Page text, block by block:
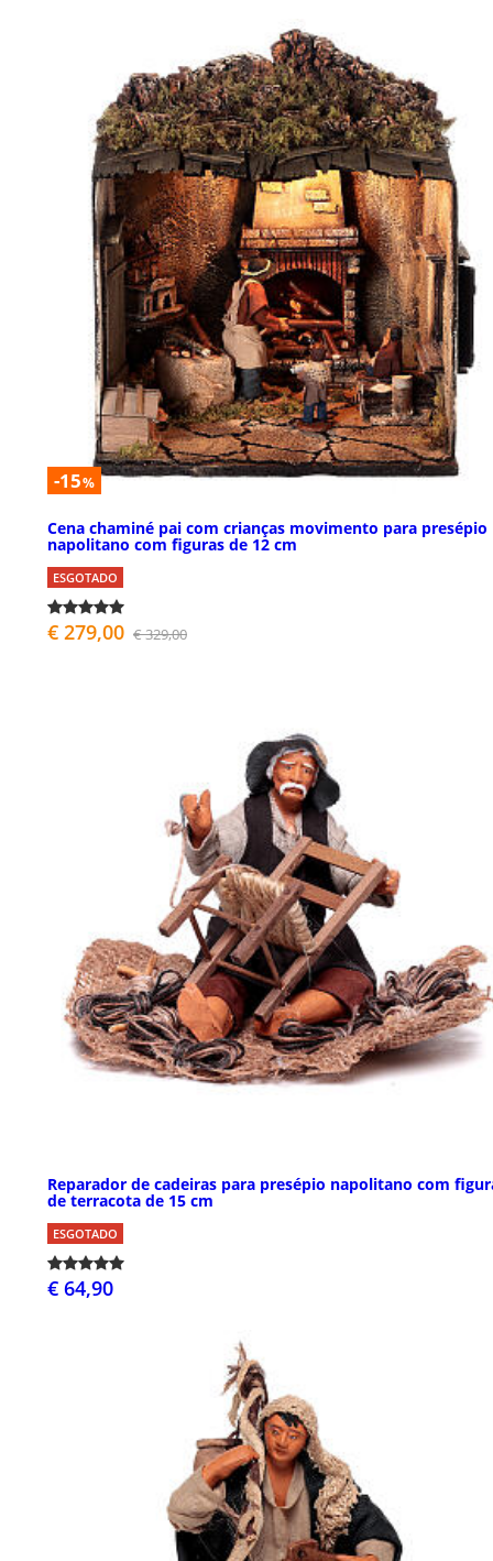
-15%
Cena chaminé pai com crianças movimento para presépio
napolitano com figuras de 12 cm
ESGOTADO
€ 279,00 € 329,00
Reparador de cadeiras para presépio napolitano com
de terracota de 15 cm
ESGOTADO
€ 64,90